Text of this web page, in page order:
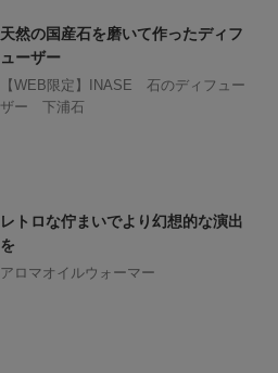
天然の国産石を磨いて作ったディフ
ューザー
【WEB限定】INASE 石のディフュー
ザー 下浦石
レトロな佇まいでより幻想的な演出
を
アロマオイルウォーマー